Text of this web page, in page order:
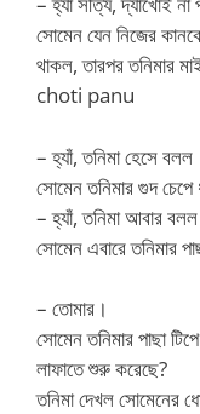
সোমেন যেন নিজের
থাকল, তারপর তনিমার
choti panu
– হ্যাঁ, তনিমা হেসে
সোমেন তনিমার গুদ
– হ্যাঁ, তনিমা আবার
সোমেন এবারে তনিমার
– তোমার।
সোমেন তনিমার পাছা
লাফাতে শুরু করেছে?
তনিমা দেখল সোমেনের